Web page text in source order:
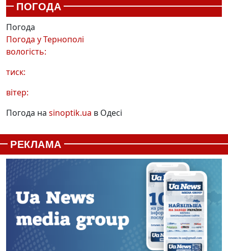
ПОГОДА
Погода
Погода уТернополі
вологість:
тиск:
вітер:
Погода на sinoptik.ua в Одесі
РЕКЛАМА